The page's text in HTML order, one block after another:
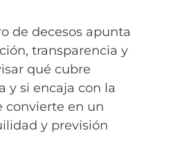
de decesos apunta
transparencia y
qué cubre
y si encaja con la
convierte en un
y previsión